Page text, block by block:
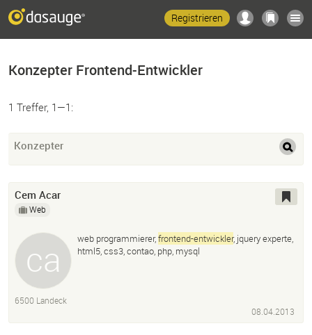
Registrieren
Konzepter Frontend-Entwickler
1 Treffer, 1—1:
Konzepter
Cem Acar
Web
web programmierer,frontend-entwickler, jquery experte,
html5, css3, contao, php, mysql
6500 Landeck
08.04.2013